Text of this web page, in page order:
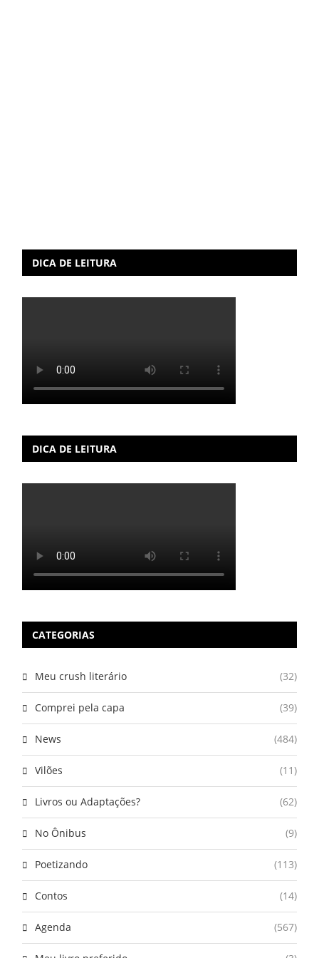
DICA DE LEITURA
DICA DE LEITURA
CATEGORIAS
Meu crush literário (32)
Comprei pela capa (39)
News (484)
Vilões (11)
Livros ou Adaptações? (62)
No Ônibus (9)
Poetizando (113)
Contos (14)
Agenda (567)